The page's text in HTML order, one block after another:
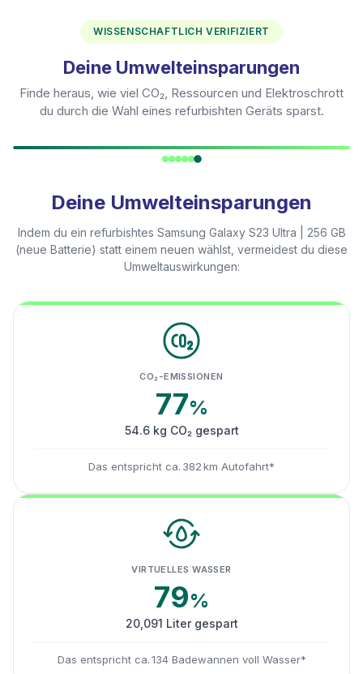
WISSENSCHAFTLICH VERIFIZIERT
Deine Umwelteinsparungen
Finde heraus, wie viel CO₂, Ressourcen und Elektroschrott
du durch die Wahl eines refurbishten Geräts sparst.
Deine Umwelteinsparungen
Indem du ein refurbishtes Samsung Galaxy S23 Ultra | 256 GB
(neue Batterie) statt einem neuen wählst, vermeidest du diese
Umweltauswirkungen:
CO₂-EMISSIONEN
77%
54.6 kg CO₂ gespart
Das entspricht ca. 382 km Autofahrt*
VIRTUELLES WASSER
79%
20,091 Liter gespart
Das entspricht ca. 134 Badewannen voll Wasser*